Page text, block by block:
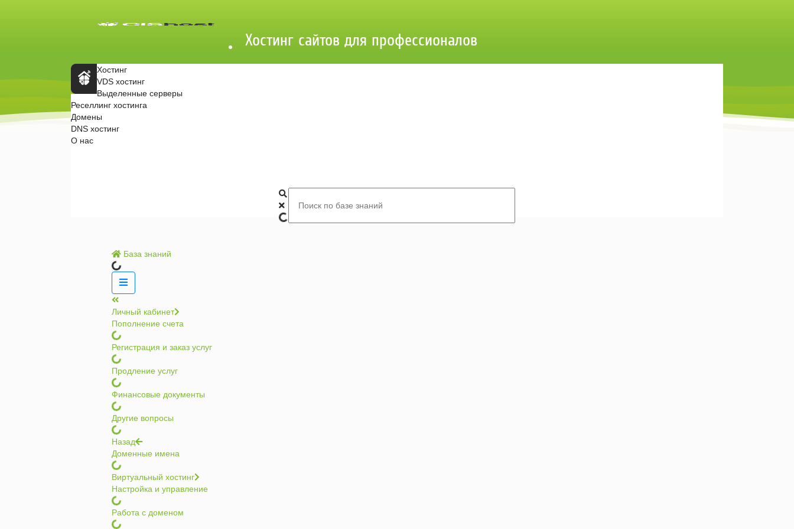
База знаний
Личный кабинет
Пополнение счета
Регистрация и заказ услуг
Продление услуг
Финансовые документы
Другие вопросы
Назад
Доменные имена
Виртуальный хостинг
Настройка и управление
Работа с доменом
Хостинг сайтов для профессионалов
ая
стран
ица
CISHo
st.ru
Хостинг
VDS хостинг
Выделенные серверы
Реселлинг хостинга
Домены
DNS хостинг
О нас